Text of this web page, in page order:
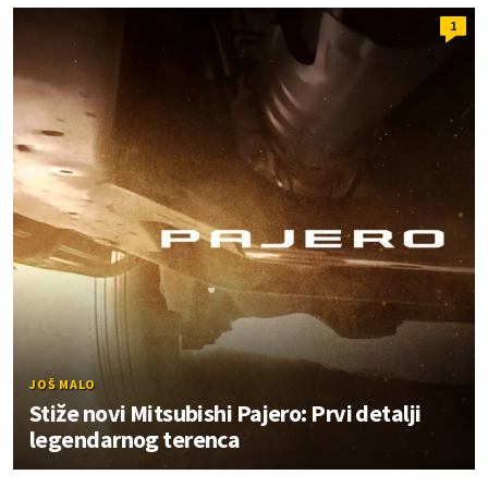
1
JOŠ MALO
Stiže novi Mitsubishi Pajero: Prvi detalji
legendarnog terenca